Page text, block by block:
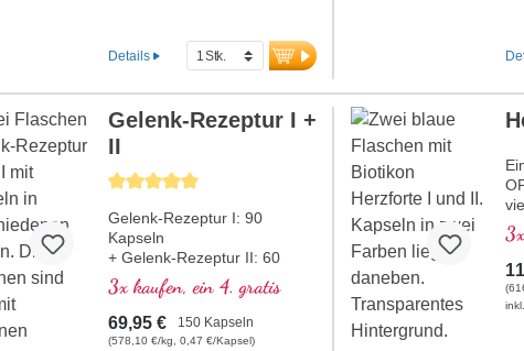
Details
Durchschnittliche Bewertung von 5 von 5 Sternen
Gelenk-Rezeptur I +
II
Gelenk-Rezeptur I: 90
Kapseln
+ Gelenk-Rezeptur II: 60
Kapseln
3x kaufen, ein 4. gratis
69,95 € 150 Kapseln
(578,10 €/kg, 0,47 €/Kapsel)